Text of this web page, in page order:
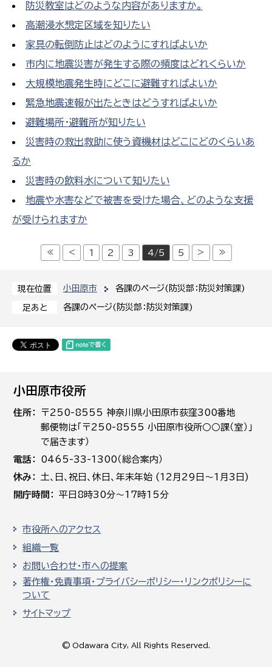
現在位置 小田原市 各課のページ(防災部：防災対策課)
足あと 各課のページ(防災部：防災対策課)
防災教室はどのような内容がありますか。
高潮浸水想定区域を知りたい
家具の転倒防止はどのようにすればよいか
市内に地震災害が発生する際の頻度はどれくらいか
大規模地震発生時にどこに避難すればよいか
緊急地震速報が出たときはどうすればよいか
避難場所・避難所が知りたい
災害時の救出救助に使う資機材はどこにどのくらいあ
るか
災害時の飲料水について知りたい
地震や水害などで被害を受けた場合、どのような支援
が受けられますか
≪ < 1 2 3 4/5 5 > ≫
小田原市役所
住所
〒250-8555 神奈川県小田原市荻窪300番地
郵便物は「〒250-8555 小田原市役所○○課（室）」
で届きます）
電話
0465-33-1300（総合案内）
休み
土､日､祝日、休日、年末年始 (12月29日～1月3日)
開庁時間
平日8時30分～17時15分
市役所へのアクセス
組織一覧
お問い合わせ・市への提案
著作権・免責事項・プライバシーポリシー・リンクポリシーに
ついて
サイトマップ
© Odawara City, All Rights Reserved.